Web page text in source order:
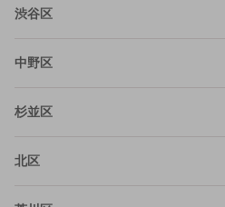
渋谷区
中野区
杉並区
北区